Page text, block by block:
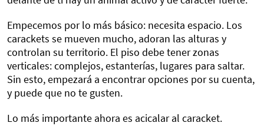
Empecemos por lo más básico: necesita espacio. Los
carackets se mueven mucho, adoran las alturas y
controlan su territorio. El piso debe tener zonas
verticales: complejos, estanterías, lugares para saltar.
Sin esto, empezará a encontrar opciones por su cuenta,
y puede que no te gusten.
Lo más importante ahora es acicalar al caracket.